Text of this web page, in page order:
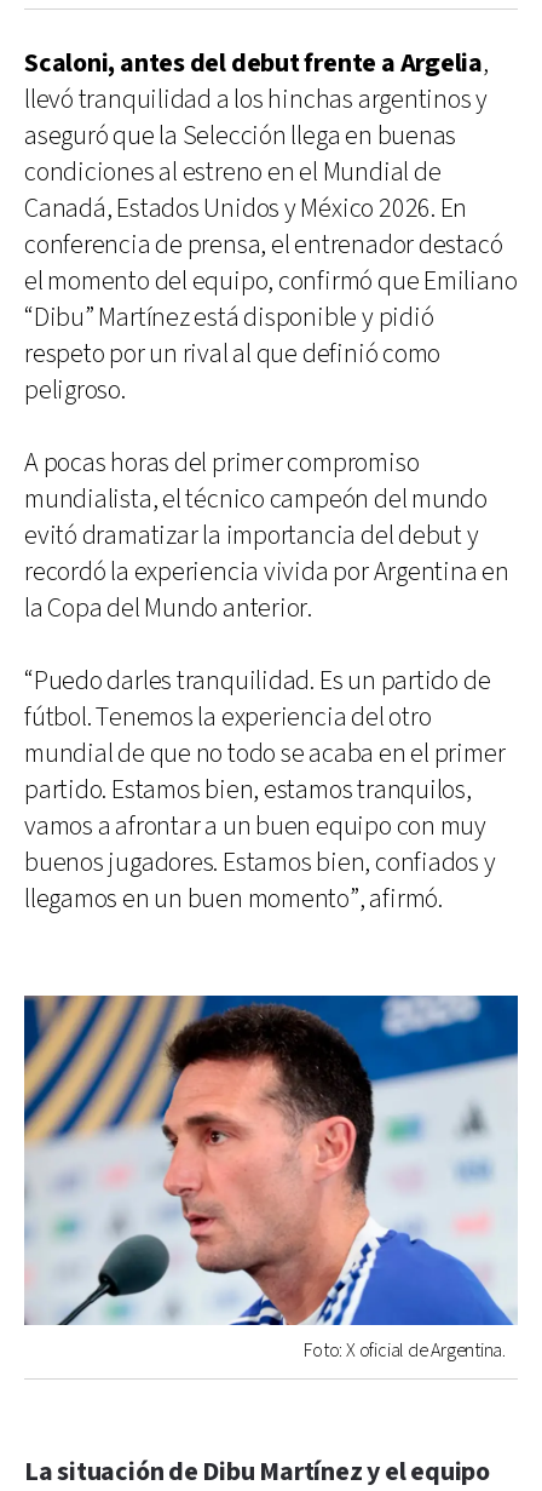
Scaloni, antes del debut frente a Argelia,
llevó tranquilidad a los hinchas argentinos y
aseguró que la Selección llega en buenas
condiciones al estreno en el Mundial de
Canadá, Estados Unidos y México 2026. En
conferencia de prensa, el entrenador destacó
el momento del equipo, confirmó que Emiliano
“Dibu” Martínez está disponible y pidió
respeto por un rival al que definió como
peligroso.
A pocas horas del primer compromiso
mundialista, el técnico campeón del mundo
evitó dramatizar la importancia del debut y
recordó la experiencia vivida por Argentina en
la Copa del Mundo anterior.
“Puedo darles tranquilidad. Es un partido de
fútbol. Tenemos la experiencia del otro
mundial de que no todo se acaba en el primer
partido. Estamos bien, estamos tranquilos,
vamos a afrontar a un buen equipo con muy
buenos jugadores. Estamos bien, confiados y
llegamos en un buen momento”, afirmó.
Foto: X oficial de Argentina.
La situación de Dibu Martínez y el equipo